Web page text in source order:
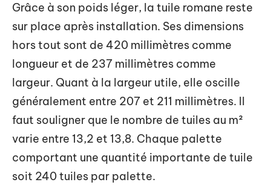
Grâce à son poids léger, la tuile romane reste
sur place après installation. Ses dimensions
hors tout sont de 420 millimètres comme
longueur et de 237 millimètres comme
largeur. Quant à la largeur utile, elle oscille
généralement entre 207 et 211 millimètres. Il
faut souligner que le nombre de tuiles au m²
varie entre 13,2 et 13,8. Chaque palette
comportant une quantité importante de tuile
soit 240 tuiles par palette.